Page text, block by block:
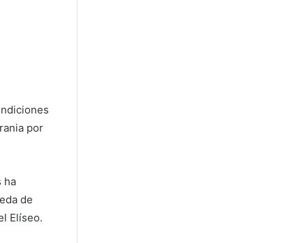
por
ha
de
Elíseo.